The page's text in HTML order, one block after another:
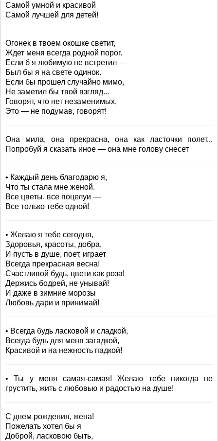
Самой умной и красивой
Самой лучшей для детей!
Огонек в твоем окошке светит,
Ждет меня всегда родной порог.
Если б я любимую не встретил —
Был бы я на свете одинок.
Если бы прошел случайно мимо,
Не заметил бы твой взгляд...
Говорят, что нет незаменимых,
Это — не подумав, говорят!
Она мила, она прекрасна, она как ласточки полет...
Попробуй я сказать иное — она мне голову снесет
• Каждый день благодарю я,
Что ты стала мне женой.
Все цветы, все поцелуи —
Все только тебе одной!
• Желаю я тебе сегодня,
Здоровья, красоты, добра,
И пусть в душе, поет, играет
Всегда прекрасная весна!
Счастливой будь, цвети как роза!
Держись бодрей, не унывай!
И даже в зимние морозы
Любовь дари и принимай!
• Всегда будь ласковой и сладкой,
Всегда будь для меня загадкой,
Красивой и на нежность падкой!
• Ты у меня самая-самая! Желаю тебе никогда не
грустить, жить с любовью и радостью на душе!
С днем рождения, жена!
Пожелать хотел бы я
Доброй, ласковою быть,